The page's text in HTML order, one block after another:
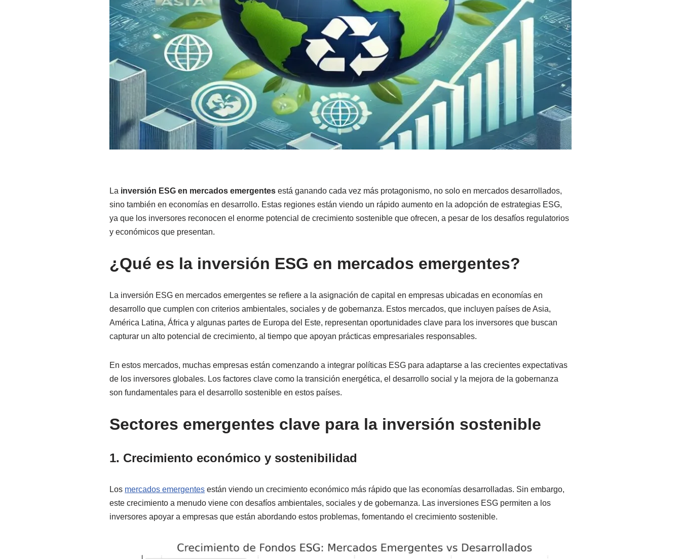
La inversión ESG en mercados emergentes está ganando cada vez más protagonismo, no solo en mercados desarrollados,
sino también en economías en desarrollo. Estas regiones están viendo un rápido aumento en la adopción de estrategias ESG,
ya que los inversores reconocen el enorme potencial de crecimiento sostenible que ofrecen, a pesar de los desafíos regulatorios
y económicos que presentan.
¿Qué es la inversión ESG en mercados emergentes?
La inversión ESG en mercados emergentes se refiere a la asignación de capital en empresas ubicadas en economías en
desarrollo que cumplen con criterios ambientales, sociales y de gobernanza. Estos mercados, que incluyen países de Asia,
América Latina, África y algunas partes de Europa del Este, representan oportunidades clave para los inversores que buscan
capturar un alto potencial de crecimiento, al tiempo que apoyan prácticas empresariales responsables.
En estos mercados, muchas empresas están comenzando a integrar políticas ESG para adaptarse a las crecientes expectativas
de los inversores globales. Los factores clave como la transición energética, el desarrollo social y la mejora de la gobernanza
son fundamentales para el desarrollo sostenible en estos países.
Sectores emergentes clave para la inversión sostenible
1. Crecimiento económico y sostenibilidad
Los mercados emergentes están viendo un crecimiento económico más rápido que las economías desarrolladas. Sin embargo,
este crecimiento a menudo viene con desafíos ambientales, sociales y de gobernanza. Las inversiones ESG permiten a los
inversores apoyar a empresas que están abordando estos problemas, fomentando el crecimiento sostenible.